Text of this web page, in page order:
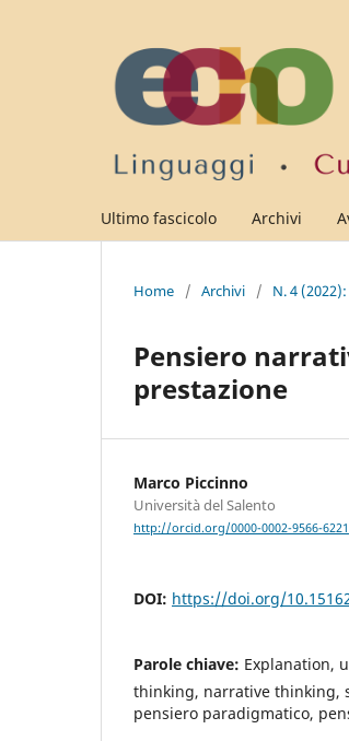
Ultimo fascicolo Archivi
Home / Archivi / N. 4
Pensiero
prestazione
Marco Piccinno
Università del Salento
http://orcid.org/0000-0002-9566-6221
DOI: https://doi.org/
Parole chiave: Explanation,
thinking, narrative thinking,
pensiero paradigmatico,